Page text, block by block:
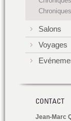
Salons
Voyages
CONTACT
Jean-Marc